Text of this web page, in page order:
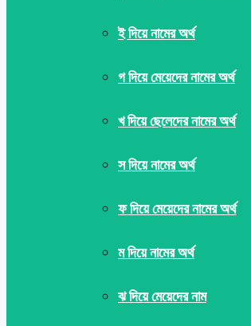
ই দিয়ে নামের অর্থ
গ দিয়ে মেয়েদের নামের অর্থ
খ দিয়ে ছেলেদের নামের অর্থ
স দিয়ে নামের অর্থ
ফ দিয়ে মেয়েদের নামের অর্থ
ম দিয়ে নামের অর্থ
ঝ দিয়ে মেয়েদের নাম